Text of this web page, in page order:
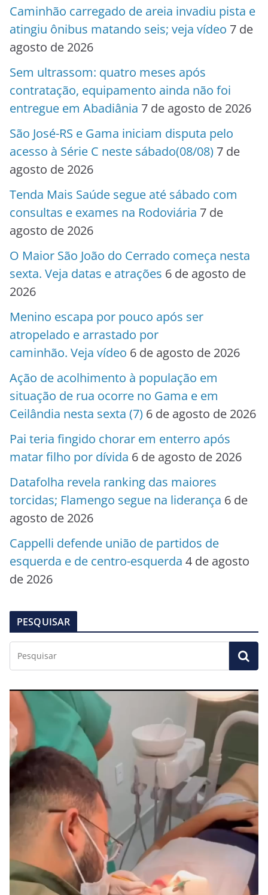
Caminhão carregado de areia invadiu pista e
atingiu ônibus matando seis; veja vídeo 7 de
agosto de 2026
Sem ultrassom: quatro meses após
contratação, equipamento ainda não foi
entregue em Abadiânia 7 de agosto de 2026
São José-RS e Gama iniciam disputa pelo
acesso à Série C neste sábado(08/08) 7 de
agosto de 2026
Tenda Mais Saúde segue até sábado com
consultas e exames na Rodoviária 7 de
agosto de 2026
O Maior São João do Cerrado começa nesta
sexta. Veja datas e atrações 6 de agosto de
2026
Menino escapa por pouco após ser
atropelado e arrastado por
caminhão. Veja vídeo 6 de agosto de 2026
Ação de acolhimento à população em
situação de rua ocorre no Gama e em
Ceilândia nesta sexta (7) 6 de agosto de 2026
Pai teria fingido chorar em enterro após
matar filho por dívida 6 de agosto de 2026
Datafolha revela ranking das maiores
torcidas; Flamengo segue na liderança 6 de
agosto de 2026
Cappelli defende união de partidos de
esquerda e de centro-esquerda 4 de agosto
de 2026
PESQUISAR